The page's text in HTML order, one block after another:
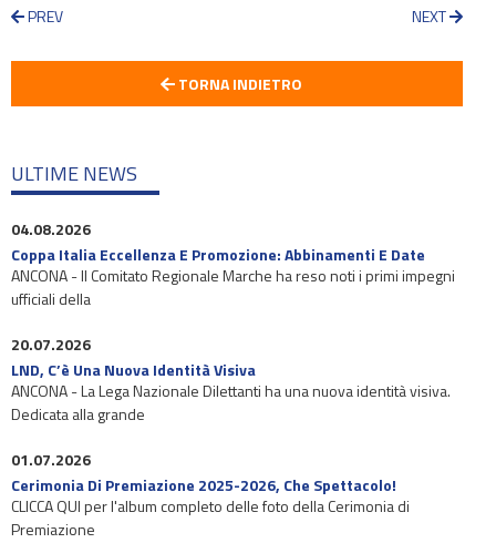
PREV NEXT
TORNA INDIETRO
ULTIME NEWS
04.08.2026
Coppa Italia Eccellenza E Promozione: Abbinamenti E Date
ANCONA - Il Comitato Regionale Marche ha reso noti i primi impegni
ufficiali della
20.07.2026
LND, C’è Una Nuova Identità Visiva
ANCONA - La Lega Nazionale Dilettanti ha una nuova identità visiva.
Dedicata alla grande
01.07.2026
Cerimonia Di Premiazione 2025-2026, Che Spettacolo!
CLICCA QUI per l'album completo delle foto della Cerimonia di
Premiazione